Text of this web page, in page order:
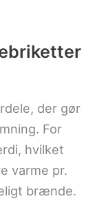
der gør
For
hvilket
varme pr.
brænde.